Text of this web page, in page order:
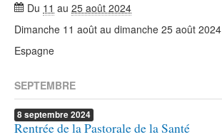
Du 11 au 25 août 2024
Dimanche 11 août au dimanche 25 août 2024
Espagne
SEPTEMBRE
8septembre2024
Rentrée de la Pastorale de la Santé